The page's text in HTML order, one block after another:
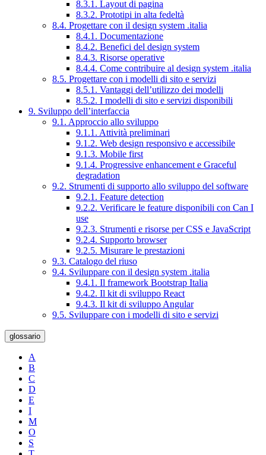
8.3.1. Layout di pagina
8.3.2. Prototipi in alta fedeltà
8.4. Progettare con il design system .italia
8.4.1. Documentazione
8.4.2. Benefici del design system
8.4.3. Risorse operative
8.4.4. Come contribuire al design system .italia
8.5. Progettare con i modelli di sito e servizi
8.5.1. Vantaggi dell’utilizzo dei modelli
8.5.2. I modelli di sito e servizi disponibili
9. Sviluppo dell’interfaccia
9.1. Approccio allo sviluppo
9.1.1. Attività preliminari
9.1.2. Web design responsivo e accessibile
9.1.3. Mobile first
9.1.4. Progressive enhancement e Graceful
degradation
9.2. Strumenti di supporto allo sviluppo del software
9.2.1. Feature detection
9.2.2. Verificare le feature disponibili con Can I
use
9.2.3. Strumenti e risorse per CSS e JavaScript
9.2.4. Supporto browser
9.2.5. Misurare le prestazioni
9.3. Catalogo del riuso
9.4. Sviluppare con il design system .italia
9.4.1. Il framework Bootstrap Italia
9.4.2. Il kit di sviluppo React
9.4.3. Il kit di sviluppo Angular
9.5. Sviluppare con i modelli di sito e servizi
glossario
A
B
C
D
E
I
M
O
S